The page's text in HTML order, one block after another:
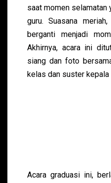
saat momen selamatan
guru. Suasana
berganti menjadi
Akhirnya, acara ini
siang dan foto
kelas dan suster kepala
Acara graduasi ini,